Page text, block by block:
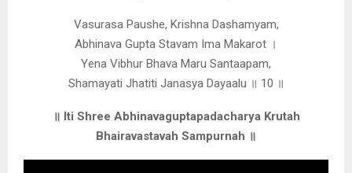
Vasurasa Paushe, Krishna Dashamyam,
Abhinava Gupta Stavam Ima Makarot ।
Yena Vibhur Bhava Maru Santaapam,
Shamayati Jhatiti Janasya Dayaalu ॥ 10 ॥
॥ Iti Shree Abhinavaguptapadacharya Krutah
Bhairavastavah Sampurnah ॥